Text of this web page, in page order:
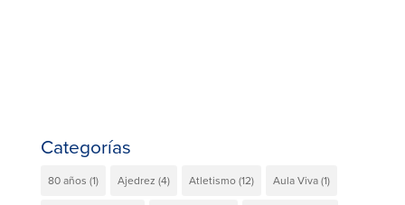
Categorías
80 años (1) Ajedrez (4) Atletismo(12) Aula Viva(1)